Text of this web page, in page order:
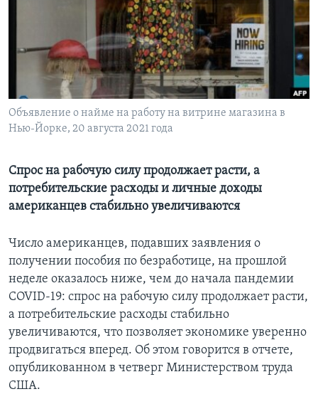
СОЦИАЛЬНЫЕ СЕТИ
Языки
Объявление о найме на работу на витрине магазина в
Нью-Йорке, 20 августа 2021 года
Спрос на рабочую силу продолжает расти, а
потребительские расходы и личные доходы
американцев стабильно увеличиваются
Число американцев, подавших заявления о
получении пособия по безработице, на прошлой
неделе оказалось ниже, чем до начала пандемии
COVID-19: спрос на рабочую силу продолжает расти,
а потребительские расходы стабильно
увеличиваются, что позволяет экономике уверенно
продвигаться вперед. Об этом говорится в отчете,
опубликованном в четверг Министерством труда
США.